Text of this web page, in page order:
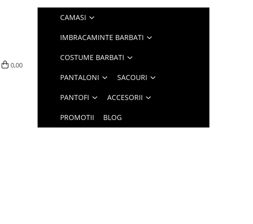
0,00
CAMASI
IMBRACAMINTE BARBATI
COSTUME BARBATI
PANTALONI SACOURI
PANTOFI ACCESORII
PROMOTII BLOG